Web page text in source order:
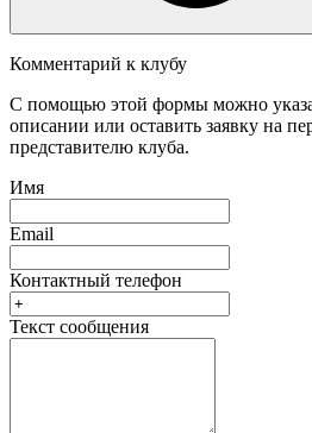
Комментарий к клубу
С помощью этой формы можно
описании или оставить заявку на
представителю клуба.
Имя
Email
Контактный телефон
Текст сообщения